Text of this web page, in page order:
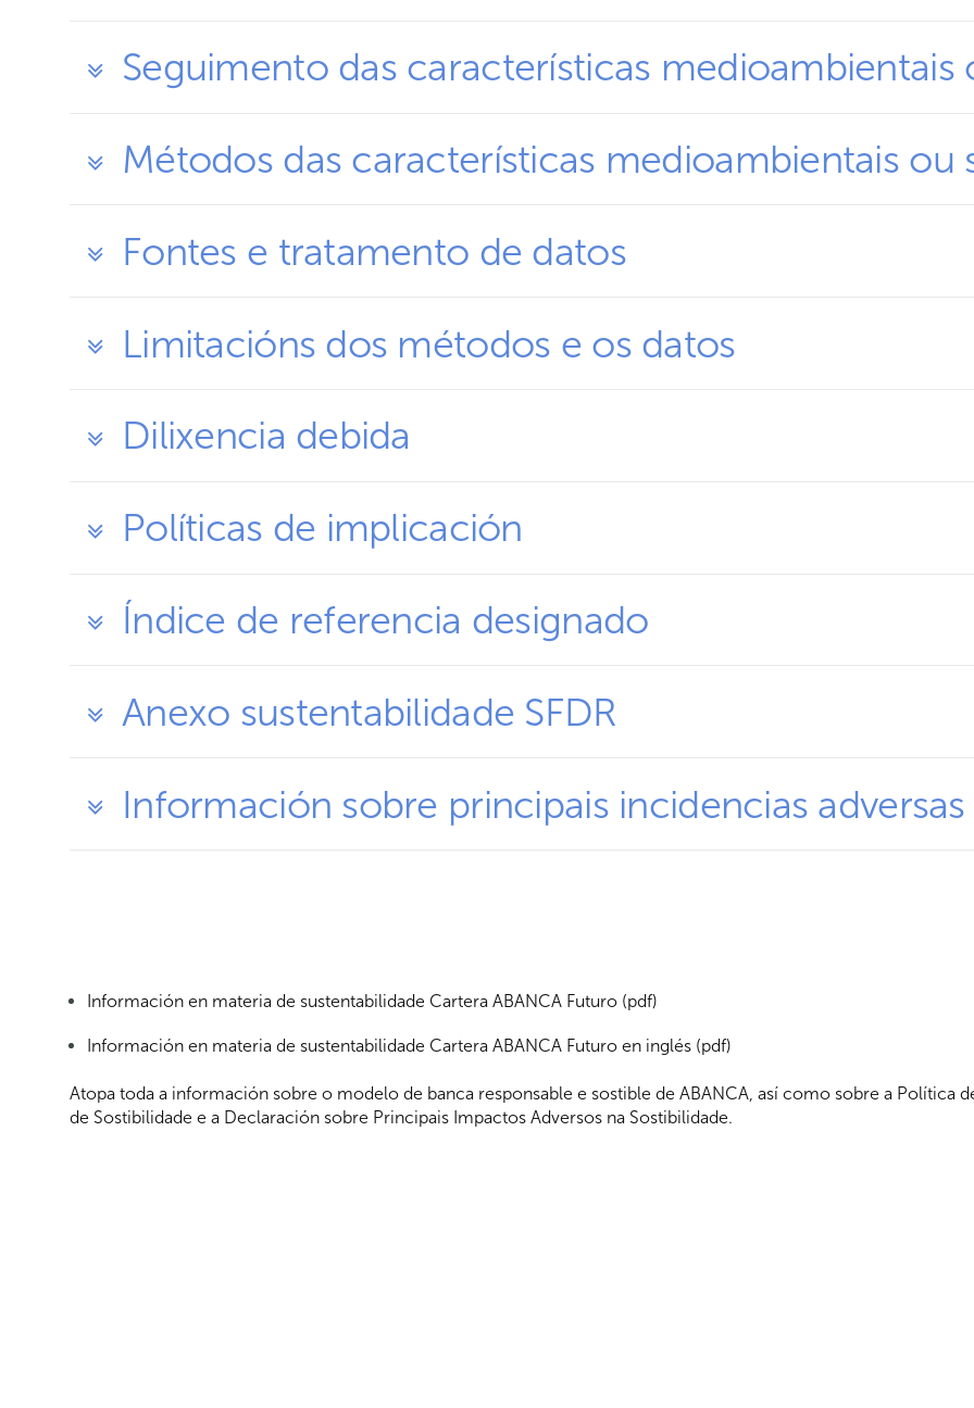
Seguimento das características medioambientais
Métodos das características medioambientais ou
Fontes e tratamento de datos
Limitacións dos métodos e os datos
Dilixencia debida
Políticas de implicación
Índice de referencia designado
Anexo sustentabilidade SFDR
Información sobre principais incidencias adversas
Información en materia de sustentabilidade Cartera ABANCA Futuro (pdf)
Información en materia de sustentabilidade Cartera ABANCA Futuro en inglés (pdf)
Atopa toda a información sobre o modelo de banca responsable e sostible de ABANCA, así como sobre a Política
de Sostibilidade e a Declaración sobre Principais Impactos Adversos na Sostibilidade.